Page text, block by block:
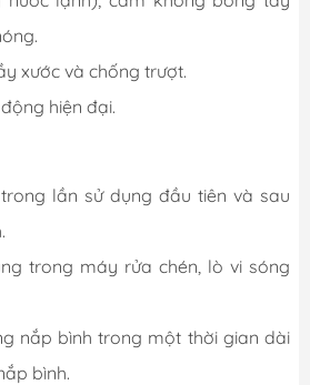
xước và chống trượt.
hiện đại.
lần sử dụng đầu tiên và sau
trong máy rửa chén, lò vi sóng
nắp bình trong một thời gian dài
bình.